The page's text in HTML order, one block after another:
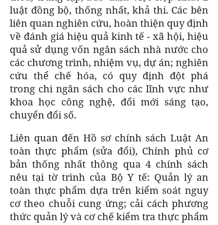
luật đồng bộ, thống nhất, khả thi. Các bên
liên quan nghiên cứu, hoàn thiện quy định
về đánh giá hiệu quả kinh tế - xã hội, hiệu
quả sử dụng vốn ngân sách nhà nước cho
các chương trình, nhiệm vụ, dự án; nghiên
cứu thể chế hóa, có quy định đột phá
trong chi ngân sách cho các lĩnh vực như
khoa học công nghệ, đổi mới sáng tạo,
chuyển đổi số.
Liên quan đến Hồ sơ chính sách Luật An
toàn thực phẩm (sửa đổi), Chính phủ cơ
bản thống nhất thông qua 4 chính sách
nêu tại tờ trình của Bộ Y tế: Quản lý an
toàn thực phẩm dựa trên kiểm soát nguy
cơ theo chuỗi cung ứng; cải cách phương
thức quản lý và cơ chế kiểm tra thực phẩm